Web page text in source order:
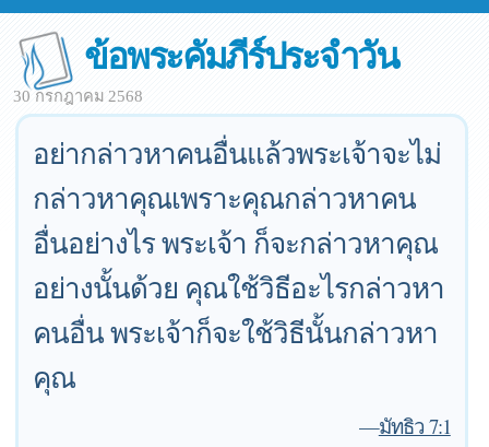
ข้อพระคัมภีร์ประจำวัน
30 กรกฎาคม 2568
อย่ากล่าวหาคนอื่นแล้วพระเจ้าจะไม่
กล่าวหาคุณเพราะคุณกล่าวหาคน
อื่นอย่างไร พระเจ้า ก็จะกล่าวหาคุณ
อย่างนั้นด้วย คุณใช้วิธีอะไรกล่าวหา
คนอื่น พระเจ้าก็จะใช้วิธีนั้นกล่าวหา
คุณ
—มัทธิว 7:1